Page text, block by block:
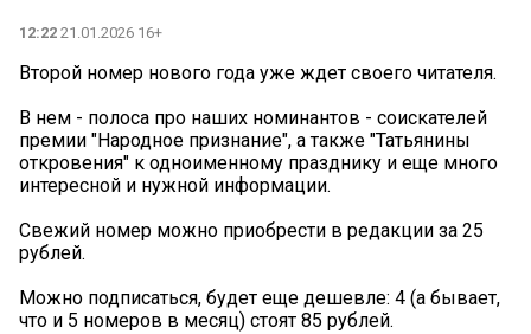
12:22 21.01.2026 16+
Второй номер нового года уже ждет своего читателя.
В нем - полоса про наших номинантов - соискателей
премии "Народное признание", а также "Татьянины
откровения" к одноименному празднику и еще много
интересной и нужной информации.
Свежий номер можно приобрести в редакции за 25
рублей.
Можно подписаться, будет еще дешевле: 4 (а бывает,
что и 5 номеров в месяц) стоят 85 рублей.